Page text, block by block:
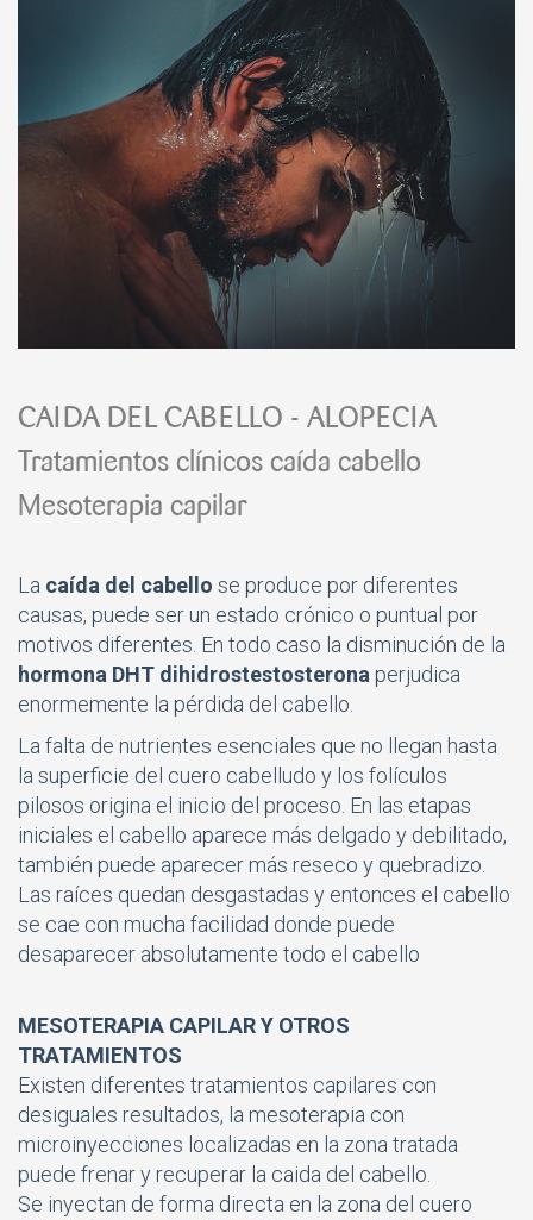
CAIDA DEL CABELLO - ALOPECIA
Tratamientos clínicos caída cabello
Mesoterapia capilar
La caída del cabello se produce por diferentes
causas, puede ser un estado crónico o puntual por
motivos diferentes. En todo caso la disminución de la
hormona DHT dihidrostestosterona perjudica
enormemente la pérdida del cabello.
La falta de nutrientes esenciales que no llegan hasta
la superficie del cuero cabelludo y los folículos
pilosos origina el inicio del proceso. En las etapas
iniciales el cabello aparece más delgado y debilitado,
también puede aparecer más reseco y quebradizo.
Las raíces quedan desgastadas y entonces el cabello
se cae con mucha facilidad donde puede
desaparecer absolutamente todo el cabello
MESOTERAPIA CAPILAR Y OTROS
TRATAMIENTOS
Existen diferentes tratamientos capilares con
desiguales resultados, la mesoterapia con
microinyecciones localizadas en la zona tratada
puede frenar y recuperar la caida del cabello.
Se inyectan de forma directa en la zona del cuero